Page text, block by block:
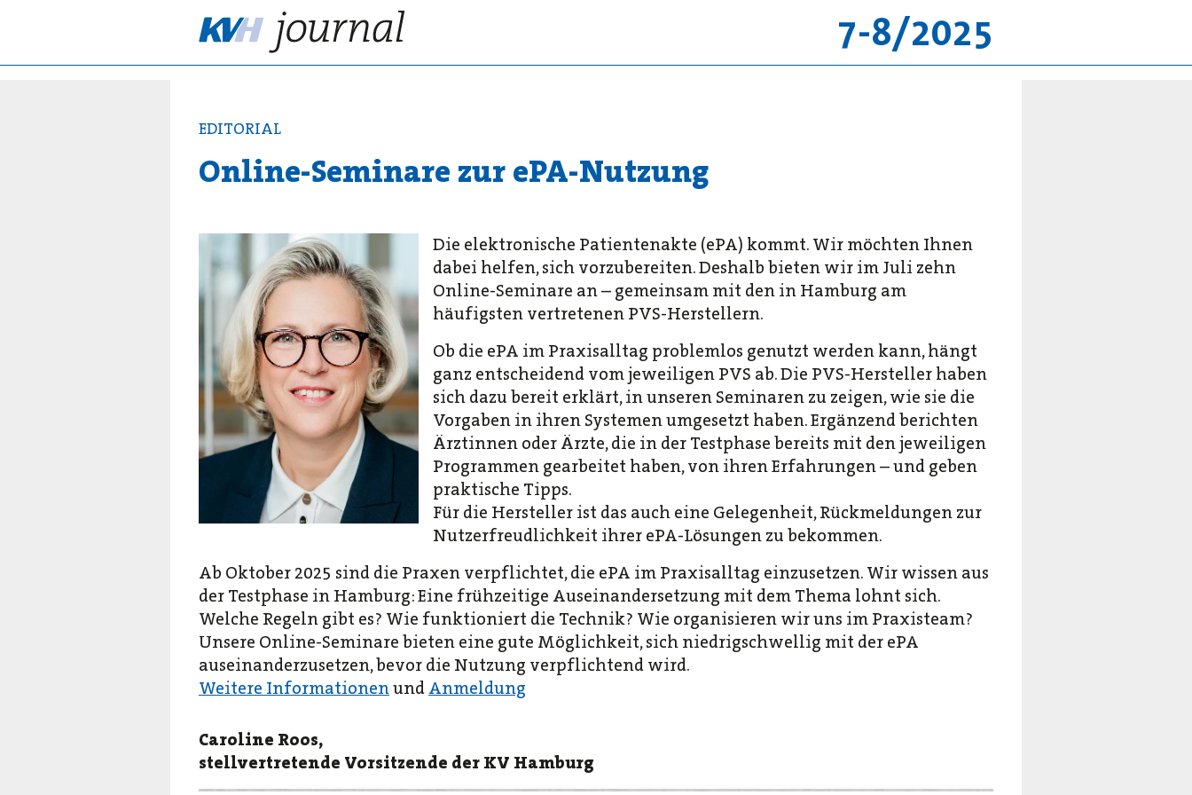
7-8/2025
Online-Seminare zur ePA-Nutzung
EDITORIAL
Die elektronische Patientenakte (ePA) kommt. Wir möchten Ihnen
dabei helfen, sich vorzubereiten. Deshalb bieten wir im Juli zehn
Online-Seminare an – gemeinsam mit den in Hamburg am
häufigsten vertretenen PVS-Herstellern.
Ob die ePA im Praxisalltag problemlos genutzt werden kann, hängt
ganz entscheidend vom jeweiligen PVS ab. Die PVS-Hersteller haben
sich dazu bereit erklärt, in unseren Seminaren zu zeigen, wie sie die
Vorgaben in ihren Systemen umgesetzt haben. Ergänzend berichten
Ärztinnen oder Ärzte, die in der Testphase bereits mit den jeweiligen
Programmen gearbeitet haben, von ihren Erfahrungen – und geben
praktische Tipps.
Für die Hersteller ist das auch eine Gelegenheit, Rück­meldungen zur
Nutzerfreudlichkeit ihrer ePA-Lösungen zu bekommen.
Ab Oktober 2025 sind die Praxen verpflichtet, die ePA im Praxisalltag einzusetzen. Wir wissen aus
der Testphase in Hamburg: Eine frühzeitige Auseinandersetzung mit dem Thema lohnt sich.
Welche Regeln gibt es? Wie funktioniert die Technik? Wie organisieren wir uns im Praxisteam?
Unsere Online-Seminare bieten eine gute Möglichkeit, sich niedrigschwellig mit der ePA
auseinanderzusetzen, bevor die Nutzung verpflichtend wird.
Weitere Informationenund Anmeldung
Caroline Roos,
stellvertretende Vorsitzende der KV Hamburg